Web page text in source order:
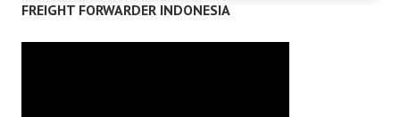
FREIGHT FORWARDER INDONESIA